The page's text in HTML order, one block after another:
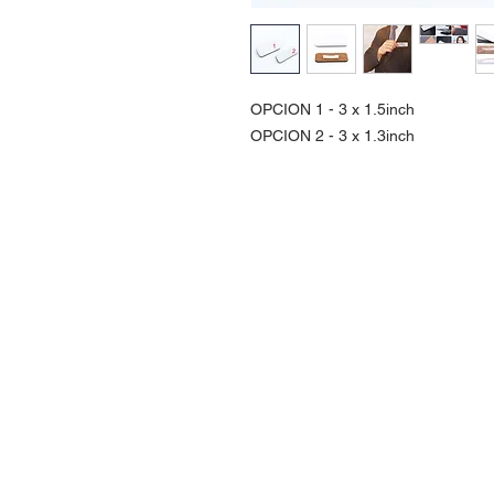
OPCION 1 - 3 x 1.5inch
OPCION 2 - 3 x 1.3inch